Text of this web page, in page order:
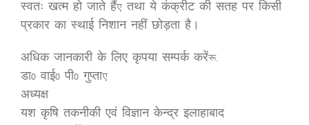
स्वतः खत्म हो जाते हैं, तथा ये कंक्रीट की सतह पर किसी
प्रकार का स्थाई निशान नहीं छोड़ता है।
अधिक जानकारी के लिए कृपया सम्पर्क करें:-
डा0 वाई0 पी0 गुप्ता,
अध्यक्ष
यश कृषि तकनीकी एवं विज्ञान केन्द्र इलाहाबाद